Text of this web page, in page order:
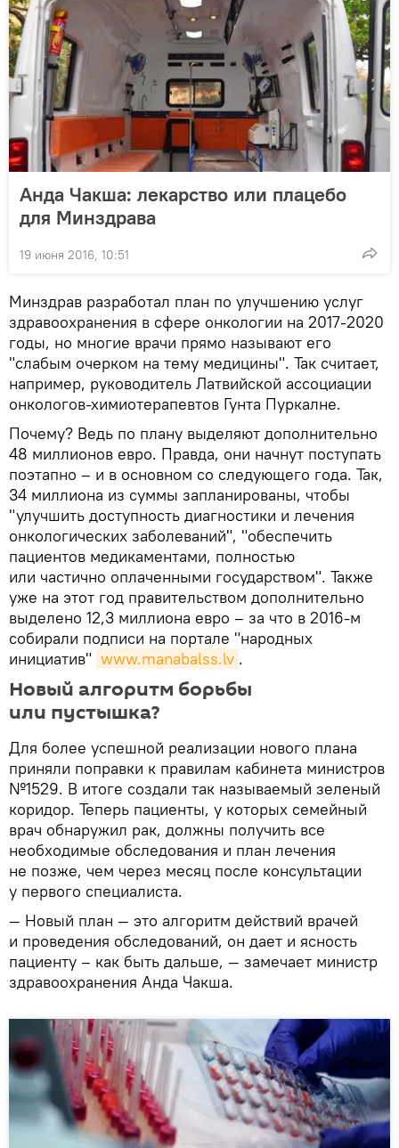
Анда Чакша: лекарство или плацебо
для Минздрава
19 июня 2016, 10:51
Минздрав разработал план по улучшению услуг
здравоохранения в сфере онкологии на 2017-2020
годы, но многие врачи прямо называют его
"слабым очерком на тему медицины". Так считает,
например, руководитель Латвийской ассоциации
онкологов-химиотерапевтов Гунта Пуркалне.
Почему? Ведь по плану выделяют дополнительно
48 миллионов евро. Правда, они начнут поступать
поэтапно – и в основном со следующего года. Так,
34 миллиона из суммы запланированы, чтобы
"улучшить доступность диагностики и лечения
онкологических заболеваний", "обеспечить
пациентов медикаментами, полностью
или частично оплаченными государством". Также
уже на этот год правительством дополнительно
выделено 12,3 миллиона евро – за что в 2016-м
собирали подписи на портале "народных
инициатив" www.manabalss.lv .
Новый алгоритм борьбы
или пустышка?
Для более успешной реализации нового плана
приняли поправки к правилам кабинета министров
№1529. В итоге создали так называемый зеленый
коридор. Теперь пациенты, у которых семейный
врач обнаружил рак, должны получить все
необходимые обследования и план лечения
не позже, чем через месяц после консультации
у первого специалиста.
— Новый план — это алгоритм действий врачей
и проведения обследований, он дает и ясность
пациенту – как быть дальше, — замечает министр
здравоохранения Анда Чакша.